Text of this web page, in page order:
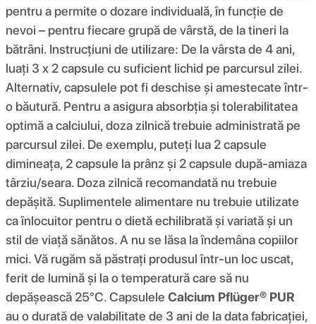
pentru a permite o dozare individuală, în funcție de
nevoi – pentru fiecare grupă de vârstă, de la tineri la
bătrâni. Instrucțiuni de utilizare: De la vârsta de 4 ani,
luați 3 x 2 capsule cu suficient lichid pe parcursul zilei.
Alternativ, capsulele pot fi deschise și amestecate într-
o băutură. Pentru a asigura absorbția și tolerabilitatea
optimă a calciului, doza zilnică trebuie administrată pe
parcursul zilei. De exemplu, puteți lua 2 capsule
dimineața, 2 capsule la prânz și 2 capsule după-amiaza
târziu/seara. Doza zilnică recomandată nu trebuie
depășită. Suplimentele alimentare nu trebuie utilizate
ca înlocuitor pentru o dietă echilibrată și variată și un
stil de viață sănătos. A nu se lăsa la îndemâna copiilor
mici. Vă rugăm să păstrați produsul într-un loc uscat,
ferit de lumină și la o temperatură care să nu
depășească 25°C. Capsulele Calcium Pflüger® PUR
au o durată de valabilitate de 3 ani de la data fabricației,